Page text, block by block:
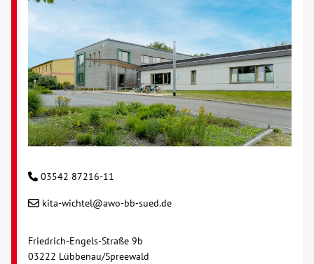
03542 87216-11
kita-wichtel@awo-bb-sued.de
Friedrich-Engels-Straße 9b
03222 Lübbenau/Spreewald